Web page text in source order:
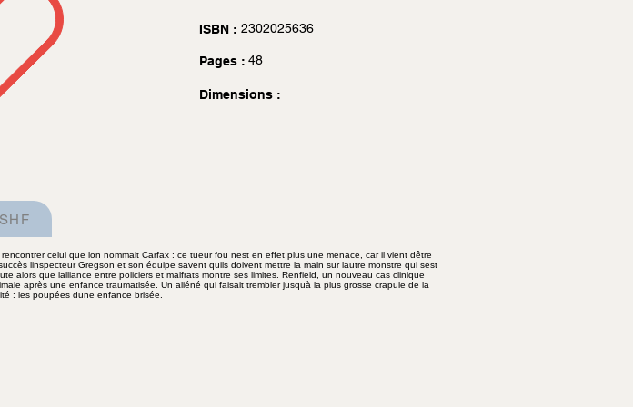
ISBN : 2302025636
Pages : 48
Dimensions :
celui que lon nommait Carfax : ce tueur fou nest en effet plus une menace, car il vient dêtre
linspecteur Gregson et son équipe savent quils doivent mettre la main sur lautre monstre qui sest
alors que lalliance entre policiers et malfrats montre ses limites. Renfield, un nouveau cas clinique
après une enfance traumatisée. Un aliéné qui faisait trembler jusquà la plus grosse crapule de la
: les poupées dune enfance brisée.